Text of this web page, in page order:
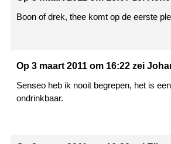
Boon of drek, thee komt op de eerste
Op 3 maart 2011 om 16:22 zei
Senseo heb ik nooit begrepen, het is
ondrinkbaar.